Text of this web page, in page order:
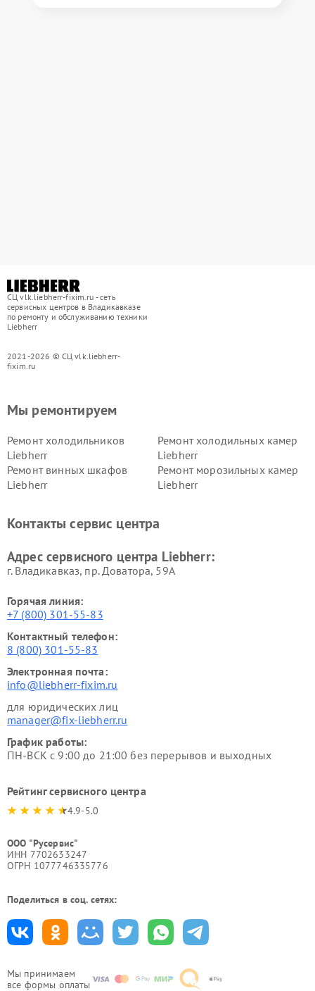
СЦ vlk.liebherr-fixim.ru - сеть
сервисных центров в Владикавказе
по ремонту и обслуживанию техники
Liebherr
2021-2026 © СЦ vlk.liebherr-
fixim.ru
Мы принимаем
все формы оплаты
Мы ремонтируем
Ремонт холодильников
Liebherr
Ремонт холодильных камер
Liebherr
Ремонт винных шкафов
Liebherr
Ремонт морозильных камер
Liebherr
Контакты сервис центра
Адрес сервисного центра Liebherr:
г. Владикавказ, пр. Доватора, 59А
Горячая линия:
+7 (800) 301-55-83
Контактный телефон:
8 (800) 301-55-83
Электронная почта:
info@liebherr-fixim.ru
для юридических лиц
manager@fix-liebherr.ru
График работы:
ПН-ВСК с 9:00 до 21:00 без перерывов и выходных
Рейтинг сервисного центра
4.9-5.0
ООО "Русервис"
ИНН 7702633247
ОГРН 1077746335776
Поделиться в соц. сетях: